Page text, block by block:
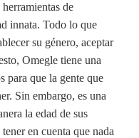
de
innata. Todo lo que
su género, aceptar
Omegle tiene una
para que la gente que
Sin embargo, es una
la edad de sus
en cuenta que nada